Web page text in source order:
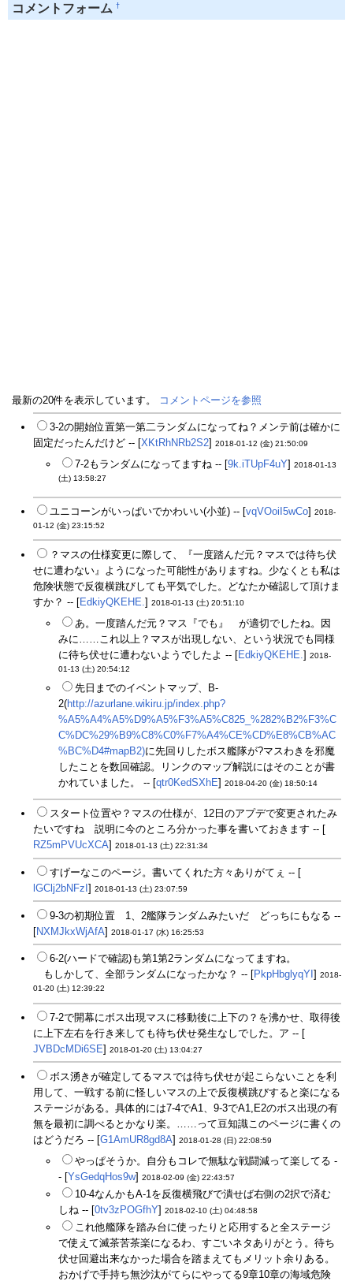
コメントフォーム †
最新の20件を表示しています。 コメントページを参照
3-2の開始位置第一第二ランダムになってね？メンテ前は確かに
固定だったんだけど -- [XKtRhNRb2S2] 2018-01-12 (金) 21:50:09
7-2もランダムになってますね -- [9k.iTUpF4uY] 2018-01-13
(土) 13:58:27
ユニコーンがいっぱいでかわいい(小並) -- [vqVOoiI5wCo] 2018-
01-12 (金) 23:15:52
？マスの仕様変更に際して、『一度踏んだ元？マスでは待ち伏
せに遭わない』ようになった可能性がありますね。少なくとも私は
危険状態で反復横跳びしても平気でした。どなたか確認して頂けま
すか？ -- [EdkiyQKEHE. ] 2018-01-13 (土) 20:51:10
あ。一度踏んだ元？マス『でも』 が適切でしたね。因
みに……これ以上？マスが出現しない、という状況でも同様
に待ち伏せに遭わないようでしたよ -- [EdkiyQKEHE. ] 2018-
01-13 (土) 20:54:12
先日までのイベントマップ、B-
2(http://azurlane.wikiru.jp/index.php?
%A5%A4%A5%D9%A5%F3%A5%C825_%282%B2%F3%C
C%DC%29%B9%C8%C0%F7%A4%CE%CD%E8%CB%AC
%BC%D4#mapB2)に先回りしたボス艦隊が?マスわきを邪魔
したことを数回確認。リンクのマップ解説にはそのことが書
かれていました。 -- [qtr0KedSXhE] 2018-04-20 (金) 18:50:14
スタート位置や？マスの仕様が、12日のアプデで変更されたみ
たいですね 説明に今のところ分かった事を書いておきます -- [
RZ5mPVUcXCA] 2018-01-13 (土) 22:31:34
すげーなこのページ。書いてくれた方々ありがてぇ -- [
lGClj2bNFzI ] 2018-01-13 (土) 23:07:59
9-3の初期位置 1、2艦隊ランダムみたいだ どっちにもなる --
[NXMJkxWjAfA] 2018-01-17 (水) 16:25:53
6-2(ハードで確認)も第1第2ランダムになってますね。
もしかして、全部ランダムになったかな？ -- [PkpHbglyqYI ] 2018-
01-20 (土) 12:39:22
7-2で開幕にボス出現マスに移動後に上下の？を沸かせ、取得後
に上下左右を行き来しても待ち伏せ発生なしでした。ア -- [
JVBDcMDi6SE] 2018-01-20 (土) 13:04:27
ボス湧きが確定してるマスでは待ち伏せが起こらないことを利
用して、一戦する前に怪しいマスの上で反復横跳びすると楽になる
ステージがある。具体的には7-4でA1、9-3でA1,E2のボス出現の有
無を最初に調べるとかなり楽。……って豆知識このページに書くの
はどうだろ -- [G1AmUR8gd8A] 2018-01-28 (日) 22:08:59
やっぱそうか。自分もコレで無駄な戦闘減って楽してる -
- [YsGedqHos9w] 2018-02-09 (金) 22:43:57
10-4なんかもA-1を反復横飛びで潰せば右側の2択で済む
しね -- [0tv3zPOGfhY] 2018-02-10 (土) 04:48:58
これ他艦隊を踏み台に使ったりと応用すると全ステージ
で使えて滅茶苦茶楽になるわ、すごいネタありがとう。待ち
伏せ回避出来なかった場合を踏まえてもメリット余りある。
おかげで手持ち無沙汰がてらにやってる9章10章の海域危険